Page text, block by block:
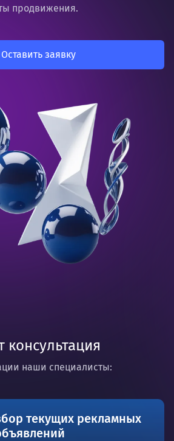
продвижения.
Оставить заявку
консультация
наши специалисты:
текущих рекламных